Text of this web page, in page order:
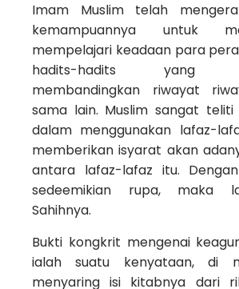
Imam Muslim telah
kemampuannya untuk
mempelajari keadaan para
hadits-hadits yang
membandingkan riwayat
sama lain. Muslim sangat
dalam menggunakan lafaz-
memberikan isyarat akan
antara lafaz-lafaz itu.
sedeemikian rupa, maka
Sahihnya.
Bukti kongkrit mengenai
ialah suatu kenyataan, di
menyaring isi kitabnya dari